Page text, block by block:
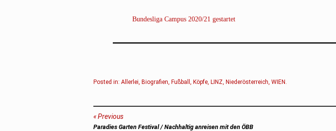
Bundesliga Campus 2020/21 gestartet
Posted in: Allerlei Biografien Fußball Köpfe LINZ Niederösterreich WIEN
Beitragsnavigation
Previous
Previous
Paradies Garten Festival / Nachhaltig anreisen mit den ÖBB